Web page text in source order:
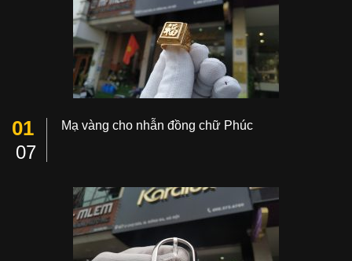
01
07
Mạ vàng cho nhẫn đồng chữ Phúc